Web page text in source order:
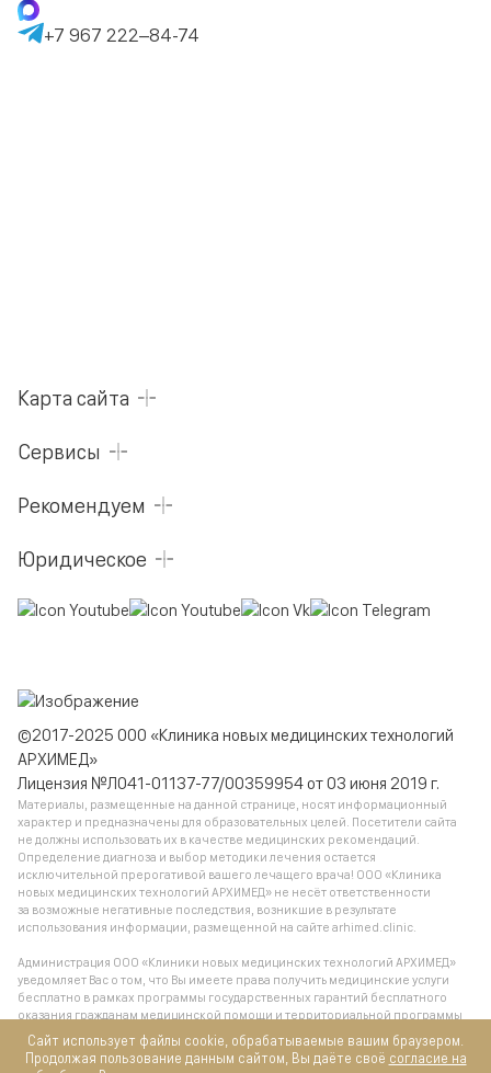
+7 967 222–84-74
Карта сайта
Сервисы
Рекомендуем
Юридическое
©2017-2025 ООО «Клиника новых медицинских технологий
АРХИМЕД»
Лицензия №Л041-01137-77/00359954 от 03 июня 2019 г.
Материалы, размещенные на данной странице, носят информационный
характер и предназначены для образовательных целей. Посетители сайта
не должны использовать их в качестве медицинских рекомендаций.
Определение диагноза и выбор методики лечения остается
исключительной прерогативой вашего лечащего врача! ООО «Клиника
новых медицинских технологий АРХИМЕД» не несёт ответственности
за возможные негативные последствия, возникшие в результате
использования информации, размещенной на сайте arhimed.clinic.
Администрация ООО «Клиники новых медицинских технологий АРХИМЕД»
уведомляет Вас о том, что Вы имеете права получить медицинские услуги
бесплатно в рамках программы государственных гарантий бесплатного
оказания гражданам медицинской помощи и территориальной программы
государственных гарантий бесплатного оказания гражданам медицинской
помощи, обратившись в поликлинику по месту жительства.
Сайт использует файлы cookie, обрабатываемые вашим браузером.
Продолжая пользование данным сайтом, Вы даёте своё согласие на